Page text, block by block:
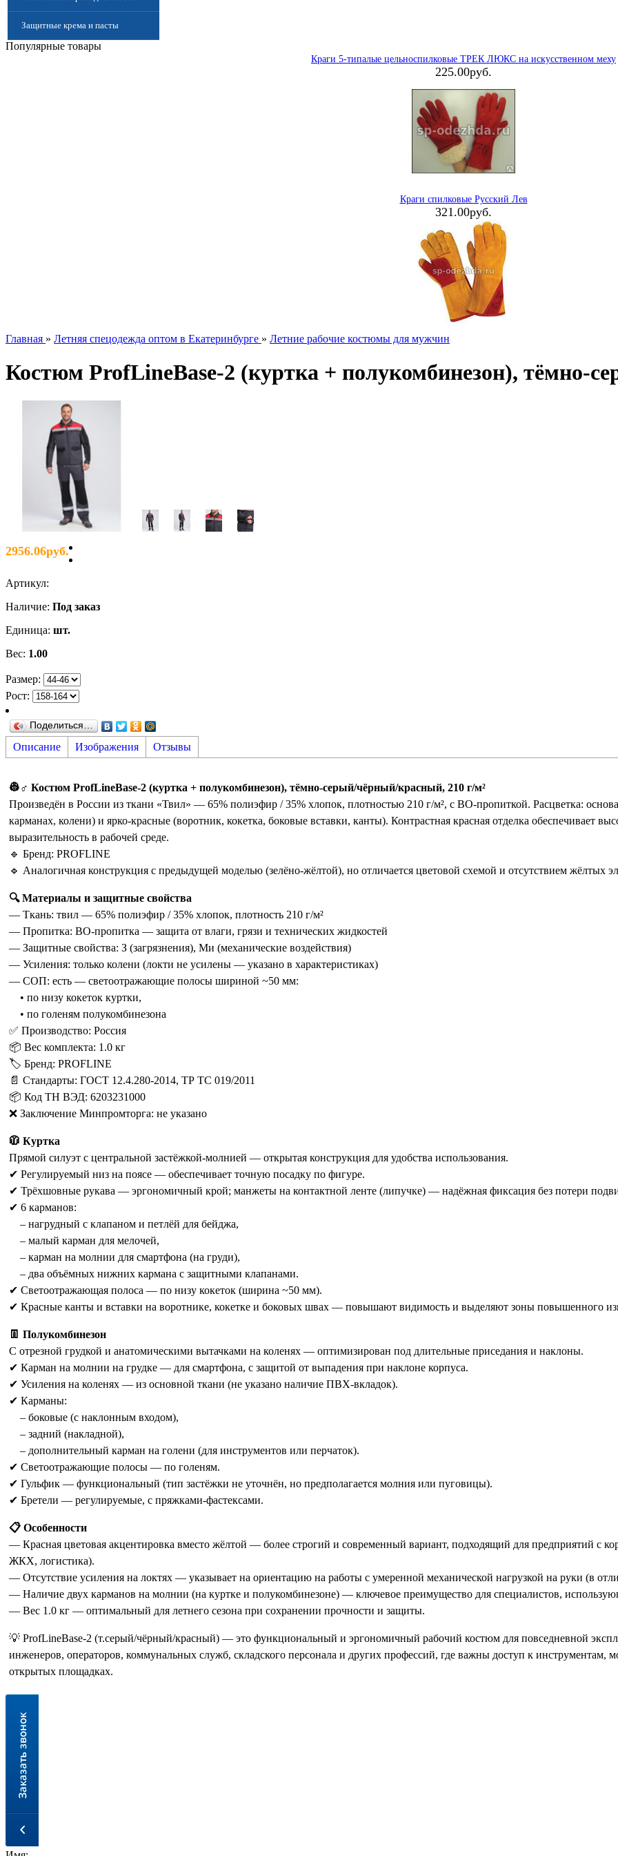
Защитные крема и пасты
(Дерматологические средства
Популярные товары
Краги 5-типалые цельноспилковые ТРЕК ЛЮКС на искусственном меху
225.00руб.
Краги спилковые Русский Лев
321.00руб.
Главная » Летняя спецодежда оптом в Екатеринбурге » Летние рабочие костюмы для мужчин
Костюм ProfLineBase-2 (куртка + полукомбинезон), тёмно-
2956.06руб.
Артикул:
Наличие: Под заказ
Единица: шт.
Вес: 1.00
Размер:
Рост:
Поделиться…
Описание Изображения Отзывы
👷♂️ Костюм ProfLineBase-2 (куртка + полукомбинезон), тёмно-серый/чёрный/красный, 210 г/м²
Произведён в России из ткани «Твил» — 65% полиэфир / 35% хлопок, плотностью 210 г/м², с ВО-пропиткой. Расцветка:
карманах, колени) и ярко-красные (воротник, кокетка, боковые вставки, канты). Контрастная красная отделка обеспечивает
выразительность в рабочей среде.
🔹 Бренд: PROFLINE
🔹 Аналогичная конструкция с предыдущей моделью (зелёно-жёлтой), но отличается цветовой схемой и отсутствием жёлтых
🔍 Материалы и защитные свойства
— Ткань: твил — 65% полиэфир / 35% хлопок, плотность 210 г/м²
— Пропитка: ВО-пропитка — защита от влаги, грязи и технических жидкостей
— Защитные свойства: З (загрязнения), Ми (механические воздействия)
— Усиления: только колени (локти не усилены — указано в характеристиках)
— СОП: есть — светоотражающие полосы шириной ~50 мм:
• по низу кокеток куртки,
• по голеням полукомбинезона
✅ Производство: Россия
📦 Вес комплекта: 1.0 кг
🏷️ Бренд: PROFLINE
📄 Стандарты: ГОСТ 12.4.280-2014, ТР ТС 019/2011
📦 Код ТН ВЭД: 6203231000
❌ Заключение Минпромторга: не указано
🧥 Куртка
Прямой силуэт с центральной застёжкой-молнией — открытая конструкция для удобства использования.
✔ Регулируемый низ на поясе — обеспечивает точную посадку по фигуре.
✔ Трёхшовные рукава — эргономичный крой; манжеты на контактной ленте (липучке) — надёжная фиксация без потери
✔ 6 карманов:
– нагрудный с клапаном и петлёй для бейджа,
– малый карман для мелочей,
– карман на молнии для смартфона (на груди),
– два объёмных нижних кармана с защитными клапанами.
✔ Светоотражающая полоса — по низу кокеток (ширина ~50 мм).
✔ Красные канты и вставки на воротнике, кокетке и боковых швах — повышают видимость и выделяют зоны повышенного
👖 Полукомбинезон
С отрезной грудкой и анатомическими вытачками на коленях — оптимизирован под длительные приседания и наклоны.
✔ Карман на молнии на грудке — для смартфона, с защитой от выпадения при наклоне корпуса.
✔ Усиления на коленях — из основной ткани (не указано наличие ПВХ-вкладок).
✔ Карманы:
– боковые (с наклонным входом),
– задний (накладной),
– дополнительный карман на голени (для инструментов или перчаток).
✔ Светоотражающие полосы — по голеням.
✔ Гульфик — функциональный (тип застёжки не уточнён, но предполагается молния или пуговицы).
✔ Бретели — регулируемые, с пряжками-фастексами.
📋 Особенности
— Красная цветовая акцентировка вместо жёлтой — более строгий и современный вариант, подходящий для предприятий с
ЖКХ, логистика).
— Отсутствие усиления на локтях — указывает на ориентацию на работы с умеренной механической нагрузкой на руки (в
— Наличие двух карманов на молнии (на куртке и полукомбинезоне) — ключевое преимущество для специалистов,
— Вес 1.0 кг — оптимальный для летнего сезона при сохранении прочности и защиты.
💡 ProfLineBase-2 (т.серый/чёрный/красный) — это функциональный и эргономичный рабочий костюм для повседневной
инженеров, операторов, коммунальных служб, складского персонала и других профессий, где важны доступ к инструментам,
открытых площадках.